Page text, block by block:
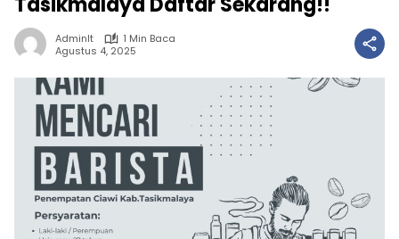
Adminlt
1 Min Baca
Agustus 4, 2025